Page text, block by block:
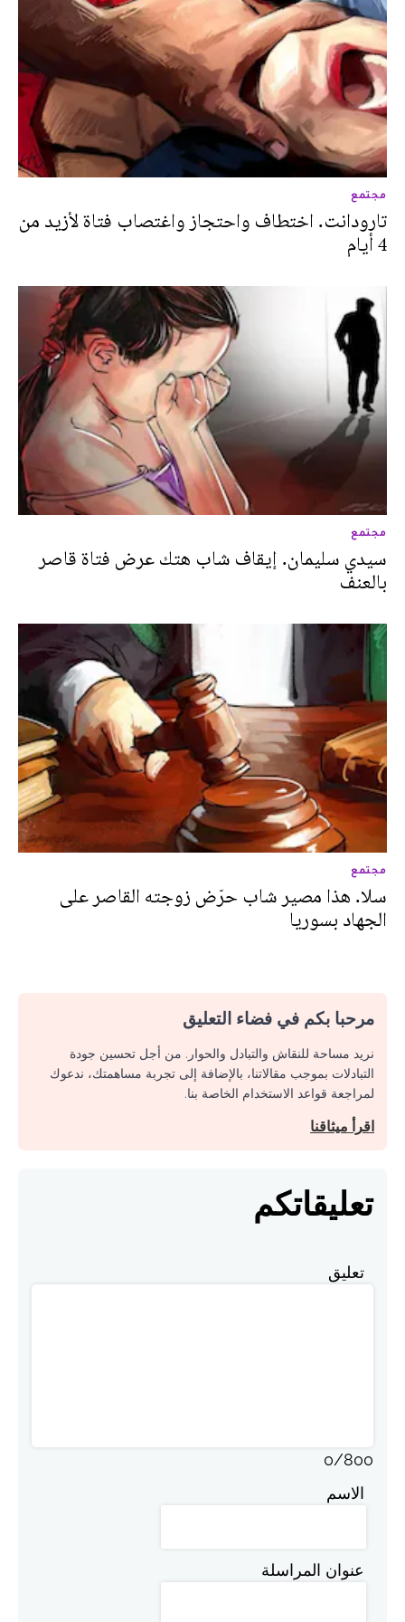
مجتمع
تارودانت. اختطاف واحتجاز واغتصاب فتاة لأزيد من
4 أيام
مجتمع
سيدي سليمان. إيقاف شاب هتك عرض فتاة قاصر
بالعنف
مجتمع
سلا. هذا مصير شاب حرّض زوجته القاصر على
الجهاد بسوريا
مرحبا بكم في فضاء التعليق
نريد مساحة للنقاش والتبادل والحوار. من أجل تحسين جودة
التبادلات بموجب مقالاتنا، بالإضافة إلى تجربة مساهمتك، ندعوك
لمراجعة قواعد الاستخدام الخاصة بنا.
اقرأ ميثاقنا
تعليقاتكم
تعليق
0/800
الاسم
عنوان المراسلة